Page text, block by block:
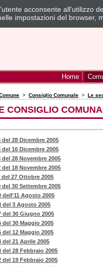
Home
> Consiglio Comunale > Le
CONSIGLIO
del 28 Dicembre 2005
del 16 Dicembre 2005
del 28 Novembre 2005
del 18 Novembre 2005
del 27 Ottobre 2005
del 30 Settembre 2005
dell'11 Agosto 2005
del 3 Agosto 2005
del 30 Giugno 2005
del 30 Maggio 2005
del 12 Maggio 2005
del 21 Aprile 2005
del 28 Febbraio 2005
del 19 Febbraio 2005
acconsente all'utilizzo
impostazioni del browser,